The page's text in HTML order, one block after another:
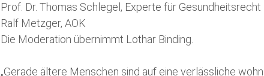
Prof. Dr. Thomas Schlegel, Experte für Gesundheitsrecht
Ralf Metzger, AOK
Die Moderation übernimmt Lothar Binding.
„Gerade ältere Menschen sind auf eine verlässliche